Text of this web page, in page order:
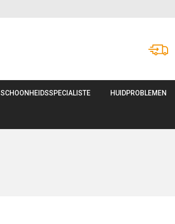
SCHOONHEIDSSPECIALISTE HUIDPROBLEMEN